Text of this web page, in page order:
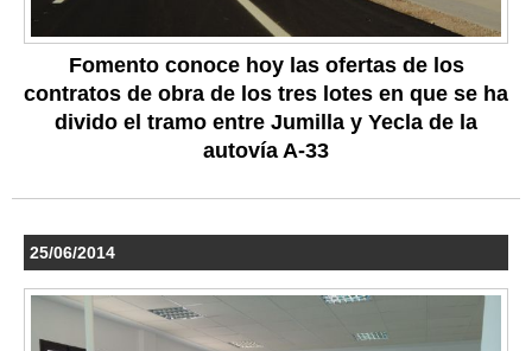
Fomento conoce hoy las ofertas de los
contratos de obra de los tres lotes en que se ha
divido el tramo entre Jumilla y Yecla de la
autovía A-33
25/06/2014